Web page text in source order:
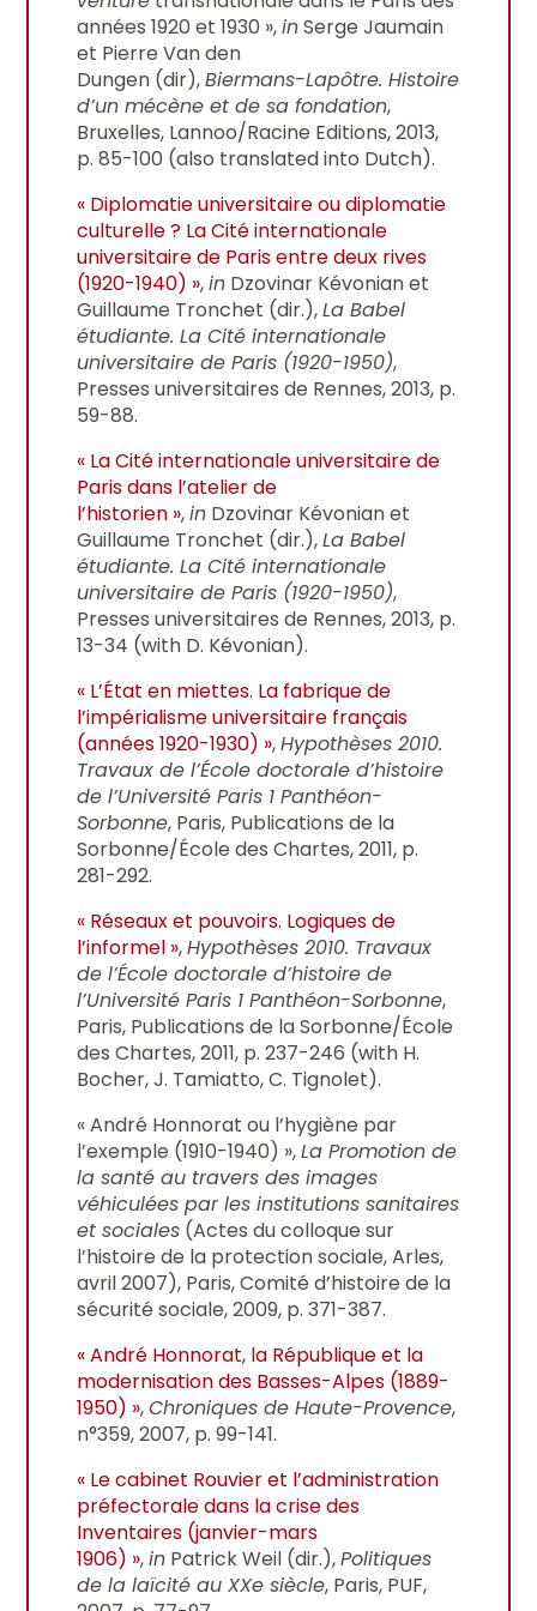
années 1920 et 1930 »,inSerge Jaumain
et Pierre Van den
Dungen (dir),Biermans-Lapôtre. Histoire
d’un mécène et de sa fondation,
Bruxelles, Lannoo/Racine Editions, 2013,
p. 85-100 (also translated into Dutch).
« Diplomatie universitaire ou diplomatie
culturelle ? La Cité internationale
universitaire de Paris entre deux rives
(1920-1940) »,in Dzovinar Kévonian et
Guillaume Tronchet (dir.),La Babel
étudiante. La Cité internationale
universitaire de Paris (1920-1950),
Presses universitaires de Rennes, 2013, p.
59-88.
« La Cité internationale universitaire de
Paris dans l’atelier de
l’historien »,in Dzovinar Kévonian et
Guillaume Tronchet (dir.),La Babel
étudiante. La Cité internationale
universitaire de Paris (1920-1950),
Presses universitaires de Rennes, 2013, p.
13-34 (with D. Kévonian).
« L’État en miettes. La fabrique de
l’impérialisme universitaire français
(années 1920-1930) »,Hypothèses 2010.
Travaux de l’École doctorale d’histoire
de l’Université Paris 1 Panthéon-
Sorbonne, Paris, Publications de la
Sorbonne/École des Chartes, 2011, p.
281-292.
« Réseaux et pouvoirs. Logiques de
l’informel »,Hypothèses 2010. Travaux
de l’École doctorale d’histoire de
l’Université Paris 1 Panthéon-Sorbonne,
Paris, Publications de la Sorbonne/École
des Chartes, 2011, p. 237-246 (with H.
Bocher, J. Tamiatto, C. Tignolet).
« André Honnorat ou l’hygiène par
l’exemple (1910-1940) »,La Promotion de
la santé au travers des images
véhiculées par les institutions sanitaires
et sociales (Actes du colloque sur
l’histoire de la protection sociale, Arles,
avril 2007), Paris, Comité d’histoire de la
sécurité sociale, 2009, p. 371-387.
« André Honnorat, la République et la
modernisation des Basses-Alpes (1889-
1950) »,Chroniques de Haute-Provence,
n°359, 2007, p. 99-141.
« Le cabinet Rouvier et l’administration
préfectorale dans la crise des
Inventaires (janvier-mars
1906) »,in Patrick Weil (dir.),Politiques
de la laïcité au XXe siècle, Paris, PUF,